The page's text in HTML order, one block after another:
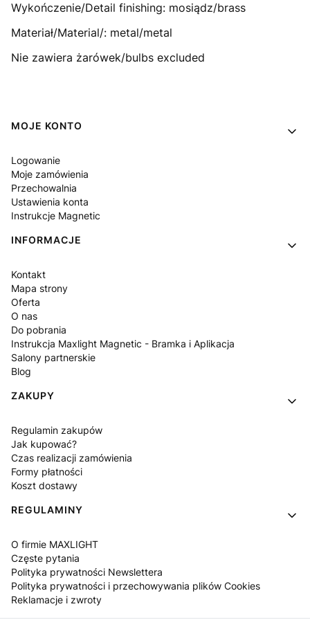
Wykończenie/Detail finishing: mosiądz/brass
Materiał/Material/: metal/metal
Nie zawiera żarówek/bulbs excluded
Linki w stopce
MOJE KONTO
Logowanie
Moje zamówienia
Przechowalnia
Ustawienia konta
Instrukcje Magnetic
INFORMACJE
Kontakt
Mapa strony
Oferta
O nas
Do pobrania
Instrukcja Maxlight Magnetic - Bramka i Aplikacja
Salony partnerskie
Blog
ZAKUPY
Regulamin zakupów
Jak kupować?
Czas realizacji zamówienia
Formy płatności
Koszt dostawy
REGULAMINY
O firmie MAXLIGHT
Częste pytania
Polityka prywatności Newslettera
Polityka prywatności i przechowywania plików Cookies
Reklamacje i zwroty